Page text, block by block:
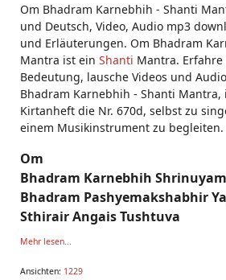
Videos zum Hören und Mitsingen
Om Bhadram Karnebhih - Shanti
und Deutsch, Video, Audio mp3
und Erläuterungen. Om Bhadram
Mantra ist ein Shanti Mantra.
Bedeutung, lausche Videos und
Bhadram Karnebhih - Shanti Mantra,
Kirtanheft die Nr. 670d, selbst zu
einem Musikinstrument zu begleiten.
Om
Bhadram Karnebhih
Bhadram Pashyemakshabhir
Sthirair Angais Tushtuva
Mehr lesen...
Ansichten: 1229